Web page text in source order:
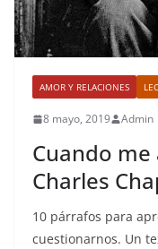
AMOR Y RELACIONES
8 mayo, 2019 Admin
Cuando
Charles
10 párrafos para
cuestionarnos. Un